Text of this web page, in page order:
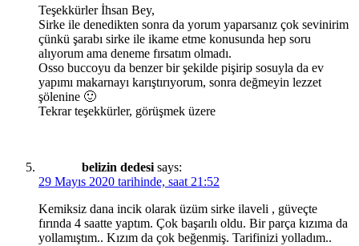
Teşekkürler İhsan Bey,
Sirke ile denedikten sonra da yorum yaparsanız çok sevinirim
çünkü şarabı sirke ile ikame etme konusunda hep soru
alıyorum ama deneme fırsatım olmadı.
Osso buccoyu da benzer bir şekilde pişirip sosuyla da ev
yapımı makarnayı karıştırıyorum, sonra değmeyin lezzet
şölenine 🙂
Tekrar teşekkürler, görüşmek üzere
belizin dedesi says:
29 Mayıs 2020 tarihinde, saat 21:52
Kemiksiz dana incik olarak üzüm sirke ilaveli , güveçte
fırında 4 saatte yaptım. Çok başarılı oldu. Bir parça kızıma da
yollamıştım.. Kızım da çok beğenmiş. Tarifinizi yolladım..